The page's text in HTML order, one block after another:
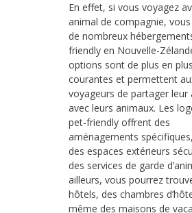
En effet, si vous voyagez
animal de compagnie,
de nombreux
friendly en Nouvelle-
options sont de plus en plus
courantes et permettent
voyageurs de partager leur
avec leurs animaux. Les
pet-friendly offrent des
aménagements
des espaces extérieurs
des services de garde
ailleurs, vous pourrez
hôtels, des chambres
même des maisons de